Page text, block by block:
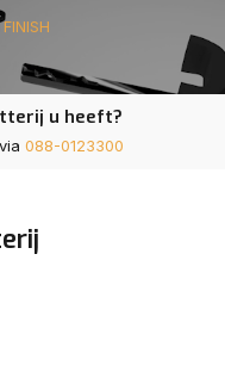
FINISH
u heeft?
088-0123300